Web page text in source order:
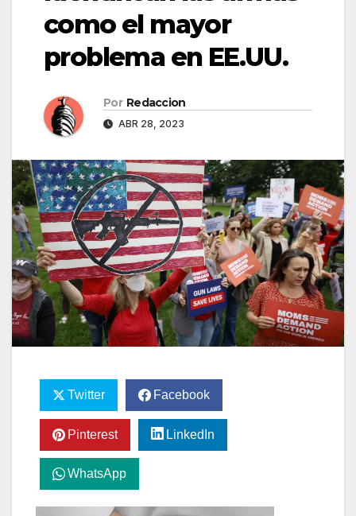
como el mayor
problema en EE.UU.
Por Redaccion
ABR 28, 2023
Twitter Facebook
Pinterest LinkedIn
WhatsApp